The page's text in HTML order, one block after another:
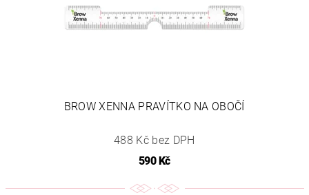
BROW XENNA PRAVÍTKO NA OBOČÍ
488 Kč bez DPH
590 Kč